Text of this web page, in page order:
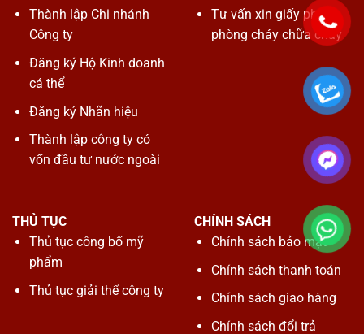
Thành lập Chi nhánh
Công ty
Đăng ký Hộ Kinh doanh
cá thể
Đăng ký Nhãn hiệu
Thành lập công ty có
vốn đầu tư nước ngoài
Tư vấn xin giấy phép
phòng cháy chữa cháy
THỦ TỤC
Thủ tục công bố mỹ
phẩm
Thủ tục giải thể công ty
CHÍNH SÁCH
Chính sách bảo mật
Chính sách thanh toán
Chính sách giao hàng
Chính sách đổi trả